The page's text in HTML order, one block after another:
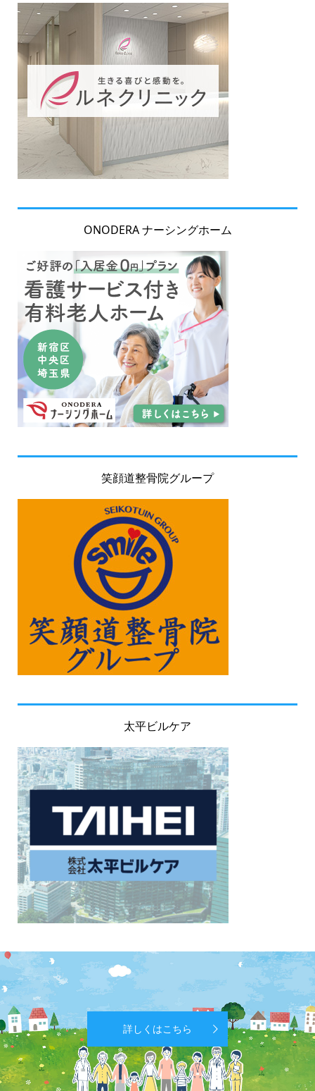
ONODERA ナーシングホーム
笑顔道整骨院グループ
太平ビルケア
詳しくはこちら